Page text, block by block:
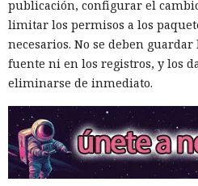
publicación, configurar el
limitar los permisos a los
necesarios. No se deben guardar
fuente ni en los registros, y los
eliminarse de inmediato.